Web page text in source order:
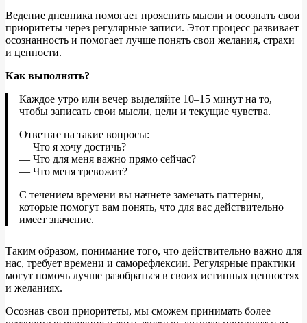
Ведение дневника помогает прояснить мысли и осознать свои
приоритеты через регулярные записи. Этот процесс развивает
осознанность и помогает лучше понять свои желания, страхи
и ценности.
Как выполнять?
Каждое утро или вечер выделяйте 10–15 минут на то,
чтобы записать свои мысли, цели и текущие чувства.
Ответьте на такие вопросы:
— Что я хочу достичь?
— Что для меня важно прямо сейчас?
— Что меня тревожит?
С течением времени вы начнете замечать паттерны,
которые помогут вам понять, что для вас действительно
имеет значение.
Таким образом, понимание того, что действительно важно для
нас, требует времени и саморефлексии. Регулярные практики
могут помочь лучше разобраться в своих истинных ценностях
и желаниях.
Осознав свои приоритеты, мы сможем принимать более